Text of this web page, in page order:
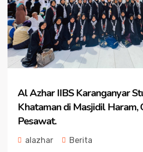
Al Azhar IIBS Karanganyar
Khataman di Masjidil Haram,
Pesawat.
alazhar Berita